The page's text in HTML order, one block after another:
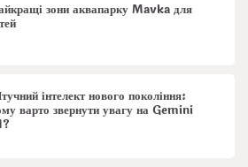
зони аквапарку Mavka для
інтелект нового покоління:
варто звернути увагу на Gemini